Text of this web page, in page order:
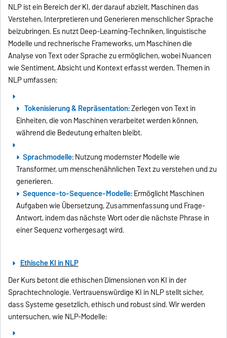
NLP ist ein Bereich der KI, der darauf abzielt, Maschinen das
Verstehen, Interpretieren und Generieren menschlicher Sprache
beizubringen. Es nutzt Deep-Learning-Techniken, linguistische
Modelle und rechnerische Frameworks, um Maschinen die
Analyse von Text oder Sprache zu ermöglichen, wobei Nuancen
wie Sentiment, Absicht und Kontext erfasst werden. Themen in
NLP umfassen:
Tokenisierung & Repräsentation:Zerlegen von Text in
Einheiten, die von Maschinen verarbeitet werden können,
während die Bedeutung erhalten bleibt.
Sprachmodelle:Nutzung modernster Modelle wie
Transformer, um menschenähnlichen Text zu verstehen und zu
generieren.
Sequence-to-Sequence-Modelle:Ermöglicht Maschinen
Aufgaben wie Übersetzung, Zusammenfassung und Frage-
Antwort, indem das nächste Wort oder die nächste Phrase in
einer Sequenz vorhergesagt wird.
Ethische KI in NLP
Der Kurs betont die ethischen Dimensionen von KI in der
Sprachtechnologie. Vertrauenswürdige KI in NLP stellt sicher,
dass Systeme gesetzlich, ethisch und robust sind. Wir werden
untersuchen, wie NLP-Modelle: